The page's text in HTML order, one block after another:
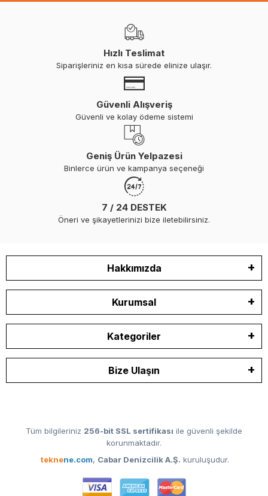
Hızlı Teslimat
Siparişleriniz en kısa sürede elinize ulaşır.
Güvenli Alışveriş
Güvenli ve kolay ödeme sistemi
Geniş Ürün Yelpazesi
Binlerce ürün ve kampanya seçeneği
7 / 24 DESTEK
Öneri ve şikayetlerinizi bize iletebilirsiniz.
Hakkımızda
Kurumsal
Kategoriler
Bize Ulaşın
Tüm bilgileriniz 256-bit SSL sertifikası ile güvenli şekilde
korunmaktadır.
teknene.com, Cabar Denizcilik A.Ş. kuruluşudur.